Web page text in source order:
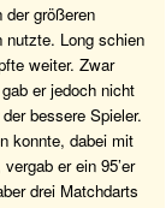
größeren
nutzte. Long schien
weiter. Zwar
er jedoch nicht
bessere Spieler.
konnte, dabei mit
er ein 95’er
drei Matchdarts